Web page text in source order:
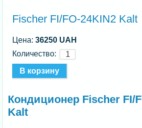
Fischer FI/FO-24KIN2 Kalt
Цена:36250 UAH
Количество:
Кондиционер Fischer FI/
Kalt